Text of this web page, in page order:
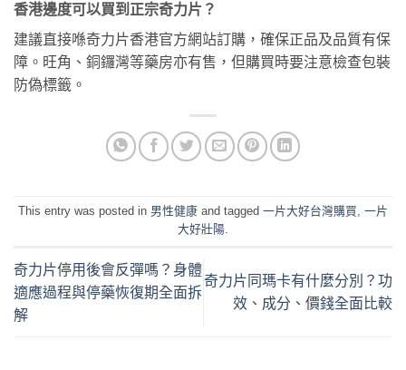
香港邊度可以買到正宗奇力片？
建議直接喺奇力片香港官方網站訂購，確保正品及品質有保
障。旺角、銅鑼灣等藥房亦有售，但購買時要注意檢查包裝
防偽標籤。
This entry was posted in 男性健康 and tagged 一片大好台灣購買 一片
大好壯陽
奇力片停用後會反彈嗎？身體
適應過程與停藥恢復期全面拆
解
奇力片同瑪卡有什麼分別？功
效、成分、價錢全面比較